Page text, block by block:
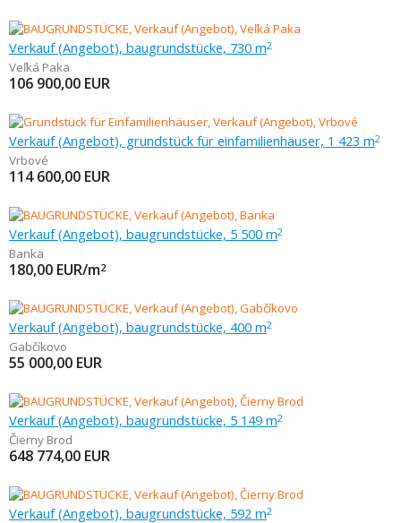
Verkauf (Angebot), baugrundstücke, 730 m2
Veľká Paka
106 900,00 EUR
Verkauf (Angebot), grundstück für einfamilienhäuser, 1 423 m2
Vrbové
114 600,00 EUR
Verkauf (Angebot), baugrundstücke, 5 500 m2
Banka
180,00 EUR/m2
Verkauf (Angebot), baugrundstücke, 400 m2
Gabčíkovo
55 000,00 EUR
Verkauf (Angebot), baugrundstücke, 5 149 m2
Čierny Brod
648 774,00 EUR
Verkauf (Angebot), baugrundstücke, 592 m2